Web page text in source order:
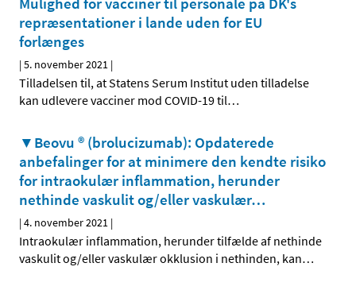
repræsentationer i lande uden for EU
forlænges
|5. november 2021 |
Tilladelsen til, at Statens Serum Institut uden tilladelse
kan udlevere vacciner mod COVID-19 til…
▼Beovu ® (brolucizumab): Opdaterede
anbefalinger for at minimere den kendte risiko
for intraokulær inflammation, herunder
nethinde vaskulit og/eller vaskulær…
|4. november 2021 |
Intraokulær inflammation, herunder tilfælde af nethinde
vaskulit og/eller vaskulær okklusion i nethinden, kan…